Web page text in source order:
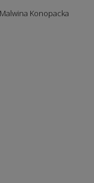
Konopacka